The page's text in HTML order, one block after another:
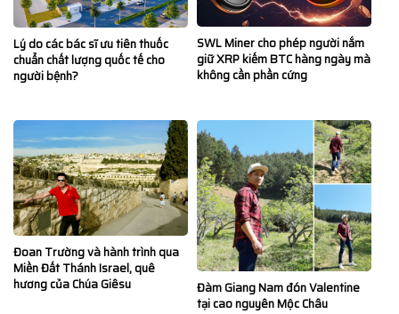
Lý do các bác sĩ ưu tiên thuốc
chuẩn chất lượng quốc tế cho
người bệnh?
SWL Miner cho phép người nắm
giữ XRP kiếm BTC hàng ngày mà
không cần phần cứng
Đoan Trường và hành trình qua
Miền Đất Thánh Israel, quê
hương của Chúa Giêsu
Đàm Giang Nam đón Valentine
tại cao nguyên Mộc Châu